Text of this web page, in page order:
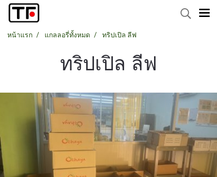
หน้าแรก แกลลอรี่ทั้งหมด ทริปเปิล ลีฟ
ทริปเปิล ลีฟ